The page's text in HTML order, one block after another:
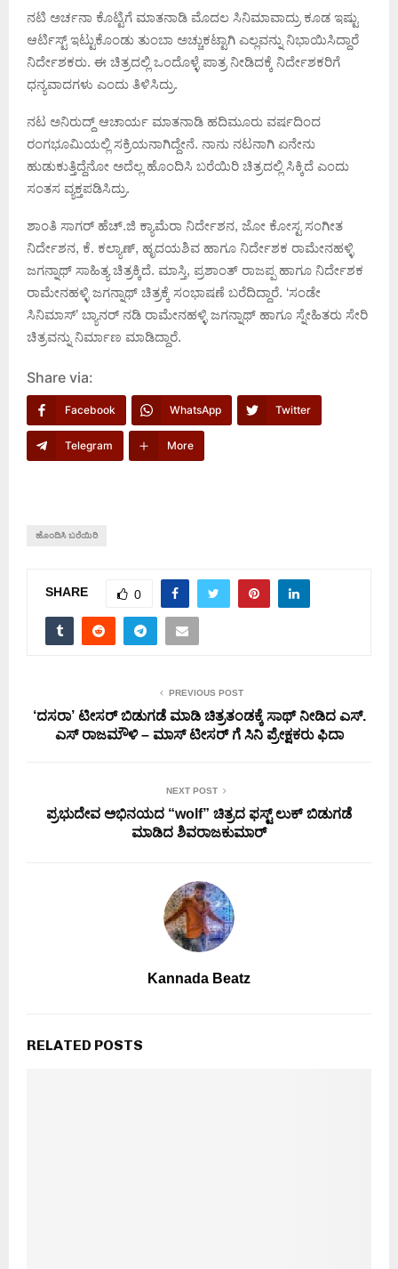
ನಟಿ ಅರ್ಚನಾ ಕೊಟ್ಟಿಗೆ ಮಾತನಾಡಿ ಮೊದಲ ಸಿನಿಮಾವಾದ್ರು ಕೂಡ ಇಷ್ಟು
ಆರ್ಟಿಸ್ಟ್ ಇಟ್ಟುಕೊಂಡು ತುಂಬಾ ಅಚ್ಚುಕಟ್ಟಾಗಿ ಎಲ್ಲವನ್ನು ನಿಭಾಯಿಸಿದ್ದಾರೆ
ನಿರ್ದೇಶಕರು. ಈ ಚಿತ್ರದಲ್ಲಿ ಒಂದೊಳ್ಳೆ ಪಾತ್ರ ನೀಡಿದಕ್ಕೆ ನಿರ್ದೇಶಕರಿಗೆ
ಧನ್ಯವಾದಗಳು ಎಂದು ತಿಳಿಸಿದ್ರು.
ನಟ ಅನಿರುದ್ದ್ ಆಚಾರ್ಯ ಮಾತನಾಡಿ ಹದಿಮೂರು ವರ್ಷದಿಂದ
ರಂಗಭೂಮಿಯಲ್ಲಿ ಸಕ್ರಿಯನಾಗಿದ್ದೇನೆ. ನಾನು ನಟನಾಗಿ ಏನೇನು
ಹುಡುಕುತ್ತಿದ್ದೆನೋ ಅದೆಲ್ಲ ಹೊಂದಿಸಿ ಬರೆಯಿರಿ ಚಿತ್ರದಲ್ಲಿ ಸಿಕ್ಕಿದೆ ಎಂದು
ಸಂತಸ ವ್ಯಕ್ತಪಡಿಸಿದ್ರು.
ಶಾಂತಿ ಸಾಗರ್ ಹೆಚ್.ಜಿ ಕ್ಯಾಮೆರಾ ನಿರ್ದೇಶನ, ಜೋ ಕೋಸ್ಟ ಸಂಗೀತ
ನಿರ್ದೇಶನ, ಕೆ. ಕಲ್ಯಾಣ್, ಹೃದಯಶಿವ ಹಾಗೂ ನಿರ್ದೇಶಕ ರಾಮೇನಹಳ್ಳಿ
ಜಗನ್ನಾಥ್ ಸಾಹಿತ್ಯ ಚಿತ್ರಕ್ಕಿದೆ. ಮಾಸ್ತಿ, ಪ್ರಶಾಂತ್ ರಾಜಪ್ಪ ಹಾಗೂ ನಿರ್ದೇಶಕ
ರಾಮೇನಹಳ್ಳಿ ಜಗನ್ನಾಥ್ ಚಿತ್ರಕ್ಕೆ ಸಂಭಾಷಣೆ ಬರೆದಿದ್ದಾರೆ. ‘ಸಂಡೇ
ಸಿನಿಮಾಸ್’ ಬ್ಯಾನರ್ ನಡಿ ರಾಮೇನಹಳ್ಳಿ ಜಗನ್ನಾಥ್ ಹಾಗೂ ಸ್ನೇಹಿತರು ಸೇರಿ
ಚಿತ್ರವನ್ನು ನಿರ್ಮಾಣ ಮಾಡಿದ್ದಾರೆ.
Share via:
Facebook WhatsApp Twitter
Telegram More
ಹೊಂದಿಸಿ ಬರೆಯಿರಿ
SHARE 0
PREVIOUS POST
‘ದಸರಾ’ ಟೀಸರ್ ಬಿಡುಗಡೆ ಮಾಡಿ ಚಿತ್ರತಂಡಕ್ಕೆ ಸಾಥ್ ನೀಡಿದ ಎಸ್.
ಎಸ್ ರಾಜಮೌಳಿ – ಮಾಸ್ ಟೀಸರ್ ಗೆ ಸಿನಿ ಪ್ರೇಕ್ಷಕರು ಫಿದಾ
NEXT POST
ಪ್ರಭುದೇವ ಅಭಿನಯದ “wolf” ಚಿತ್ರದ ಫಸ್ಟ್ ಲುಕ್ ಬಿಡುಗಡೆ
ಮಾಡಿದ ಶಿವರಾಜಕುಮಾರ್
Kannada Beatz
RELATED POSTS